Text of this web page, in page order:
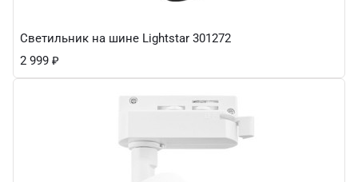
Светильник на шине Lightstar 301272
2 999 ₽